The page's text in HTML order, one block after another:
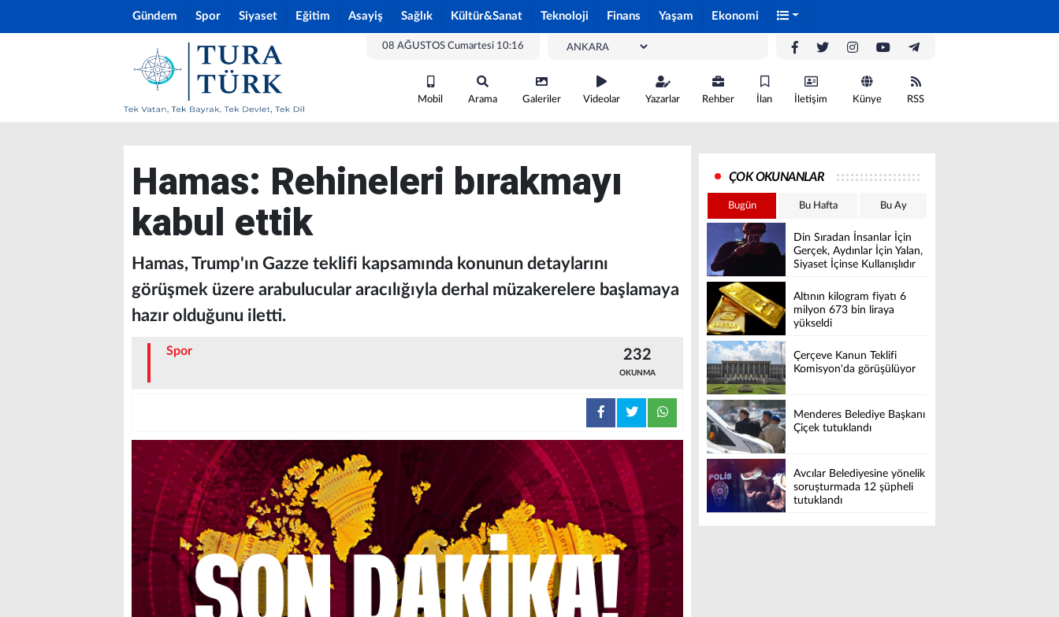
Gündem Spor Siyaset Eğitim Asayiş Sağlık Kültür&Sanat Teknoloji Finans Yaşam Ekonomi
08 AĞUSTOS Cumartesi 10:16
Mobil Arama Galeriler Videolar Yazarlar Rehber İlan İletişim Künye RSS
Hamas: Rehineleri bırakmayı
kabul ettik
Hamas, Trump'ın Gazze teklifi kapsamında konunun detaylarını
görüşmek üzere arabulucular aracılığıyla derhal müzakerelere başlamaya
hazır olduğunu iletti.
Spor 232
OKUNMA
ÇOK OKUNANLAR
Bugün Bu Hafta Bu Ay
Din Sıradan İnsanlar İçin
Gerçek, Aydınlar İçin Yalan,
Siyaset İçinse Kullanışlıdır
Altının kilogram fiyatı 6
milyon 673 bin liraya
yükseldi
Çerçeve Kanun Teklifi
Komisyon'da görüşülüyor
Menderes Belediye Başkanı
Çiçek tutuklandı
Avcılar Belediyesine yönelik
soruşturmada 12 şüpheli
tutuklandı